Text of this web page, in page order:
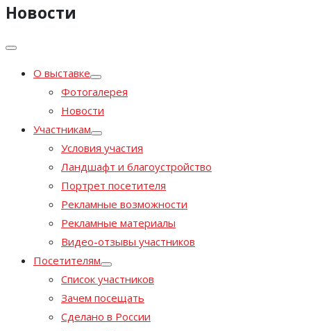
Новости
О выставке
Фотогалерея
Новости
Участникам
Условия участия
Ландшафт и благоустройство
Портрет посетителя
Рекламные возможности
Рекламные материалы
Видео-отзывы участников
Посетителям
Список участников
Зачем посещать
Сделано в России